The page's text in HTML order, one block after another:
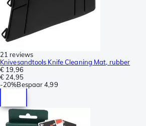
21 reviews
Knivesandtools Knife Cleaning Mat, rubber
€ 19,96
€ 24,95
-20%Bespaar 4,99